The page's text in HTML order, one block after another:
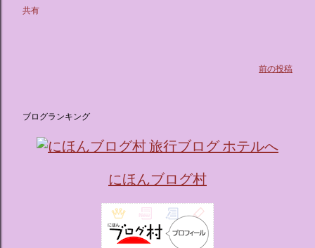
共有
前の投稿
ブログランキング
にほんブログ村